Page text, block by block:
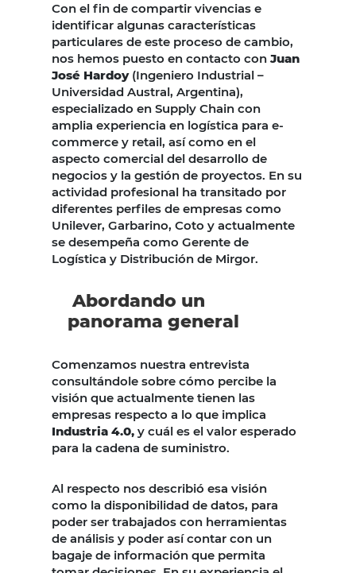
Con el fin de compartir vivencias e
identificar algunas características
particulares de este proceso de cambio,
nos hemos puesto en contacto con Juan
José Hardoy(Ingeniero Industrial –
Universidad Austral, Argentina),
especializado en Supply Chain con
amplia experiencia en logística para e-
commerce y retail, así como en el
aspecto comercial del desarrollo de
negocios y la gestión de proyectos. En su
actividad profesional ha transitado por
diferentes perfiles de empresas como
Unilever, Garbarino, Coto y actualmente
se desempeña como Gerente de
Logística y Distribución de Mirgor.
Abordando un
panorama general
Comenzamos nuestra entrevista
consultándole sobre cómo percibe la
visión que actualmente tienen las
empresas respecto a lo que implica
Industria 4.0, y cuál es el valor esperado
para la cadena de suministro.
Al respecto nos describió esa visión
como la disponibilidad de datos, para
poder ser trabajados con herramientas
de análisis y poder así contar con un
bagaje de información que permita